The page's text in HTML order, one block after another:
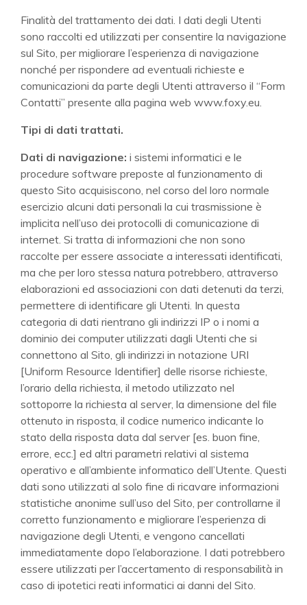
Finalità del trattamento dei dati. I dati degli Utenti
sono raccolti ed utilizzati per consentire la navigazione
sul Sito, per migliorare l’esperienza di navigazione
nonché per rispondere ad eventuali richieste e
comunicazioni da parte degli Utenti attraverso il “Form
Contatti” presente alla pagina web www.foxy.eu.
Tipi di dati trattati.
Dati di navigazione: i sistemi informatici e le
procedure software preposte al funzionamento di
questo Sito acquisiscono, nel corso del loro normale
esercizio alcuni dati personali la cui trasmissione è
implicita nell’uso dei protocolli di comunicazione di
internet. Si tratta di informazioni che non sono
raccolte per essere associate a interessati identificati,
ma che per loro stessa natura potrebbero, attraverso
elaborazioni ed associazioni con dati detenuti da terzi,
permettere di identificare gli Utenti. In questa
categoria di dati rientrano gli indirizzi IP o i nomi a
dominio dei computer utilizzati dagli Utenti che si
connettono al Sito, gli indirizzi in notazione URI
[Uniform Resource Identifier] delle risorse richieste,
l’orario della richiesta, il metodo utilizzato nel
sottoporre la richiesta al server, la dimensione del file
ottenuto in risposta, il codice numerico indicante lo
stato della risposta data dal server [es. buon fine,
errore, ecc.] ed altri parametri relativi al sistema
operativo e all’ambiente informatico dell’Utente. Questi
dati sono utilizzati al solo fine di ricavare informazioni
statistiche anonime sull’uso del Sito, per controllarne il
corretto funzionamento e migliorare l’esperienza di
navigazione degli Utenti, e vengono cancellati
immediatamente dopo l’elaborazione. I dati potrebbero
essere utilizzati per l’accertamento di responsabilità in
caso di ipotetici reati informatici ai danni del Sito.